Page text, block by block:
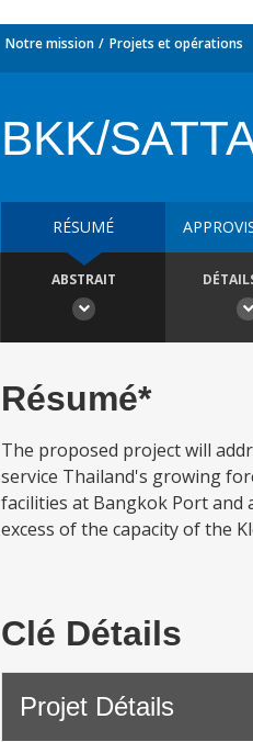
Notre mission Projets et opérations
BKK/
RÉSUMÉ
ABSTRAIT
Résumé*
The proposed project will
service Thailand's growing
facilities at Bangkok Port and
excess of the capacity of the
Clé Détails
Projet Détails